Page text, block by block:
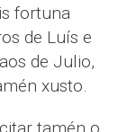
fortuna
de Luís e
de Julio,
xusto.
tamén o